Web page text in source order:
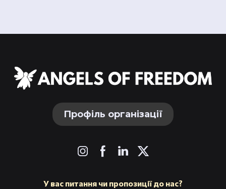
Профіль організації
У вас питання чи пропозиції до нас?